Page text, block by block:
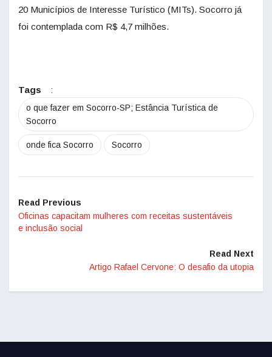
20 Municípios de Interesse Turístico (MITs). Socorro já
foi contemplada com R$ 4,7 milhões.
Tags :
o que fazer em Socorro-SP; Estância Turística de
Socorro
onde fica Socorro Socorro
Read Previous
Oficinas capacitam mulheres com receitas sustentáveis
e inclusão social
Read Next
Artigo Rafael Cervone: O desafio da utopia